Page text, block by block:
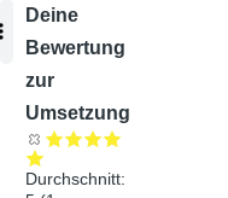
Audiodatei
Deine
Bewertung
zur
Umsetzung
Durchschnitt: